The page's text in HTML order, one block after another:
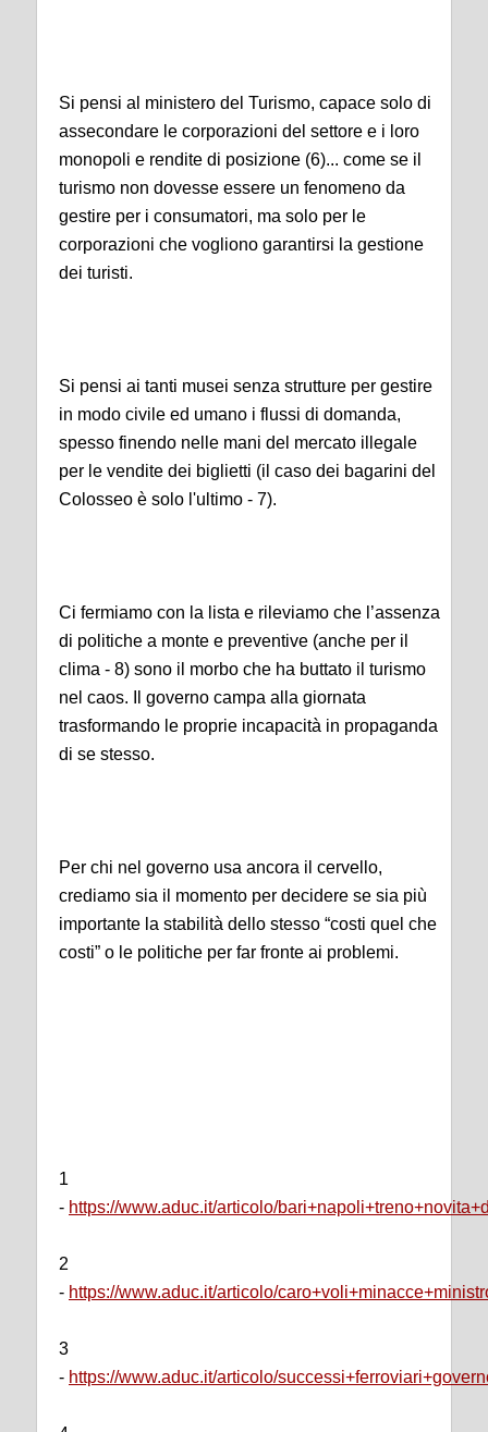
Si pensi al ministero del Turismo, capace solo di
assecondare le corporazioni del settore e i loro
monopoli e rendite di posizione (6)... come se il
turismo non dovesse essere un fenomeno da
gestire per i consumatori, ma solo per le
corporazioni che vogliono garantirsi la gestione
dei turisti.
Si pensi ai tanti musei senza strutture per gestire
in modo civile ed umano i flussi di domanda,
spesso finendo nelle mani del mercato illegale
per le vendite dei biglietti (il caso dei bagarini del
Colosseo è solo l'ultimo - 7).
Ci fermiamo con la lista e rileviamo che l’assenza
di politiche a monte e preventive (anche per il
clima - 8) sono il morbo che ha buttato il turismo
nel caos. Il governo campa alla giornata
trasformando le proprie incapacità in propaganda
di se stesso.
Per chi nel governo usa ancora il cervello,
crediamo sia il momento per decidere se sia più
importante la stabilità dello stesso “costi quel che
costi” o le politiche per far fronte ai problemi.
1
- https://www.aduc.it/articolo/
2
- https://www.aduc.it/articolo/
3
- https://www.aduc.it/articolo/